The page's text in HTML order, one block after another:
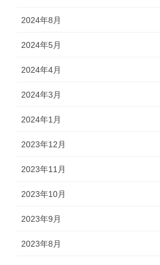
2024年8月
2024年5月
2024年4月
2024年3月
2024年1月
2023年12月
2023年11月
2023年10月
2023年9月
2023年8月